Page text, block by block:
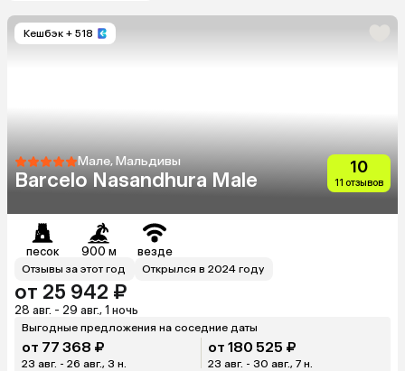
Кешбэк + 518
Мале, Мальдивы
Barcelo Nasandhura Male
10
11 отзывов
песок 900 м везде
Отзывы за этот год Открылся в 2024 году
от 25 942 ₽
28 авг. - 29 авг., 1 ночь
Выгодные предложения на соседние даты
от 77 368 ₽
23 авг. - 26 авг., 3 н.
от 180 525 ₽
23 авг. - 30 авг., 7 н.